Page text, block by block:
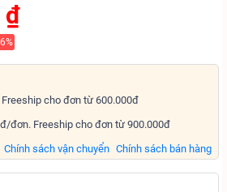
₫
cho đơn từ 600.000đ
đơn. Freeship cho đơn từ 900.000đ
Chính sách bán hàng
Chính sách vận chuyển